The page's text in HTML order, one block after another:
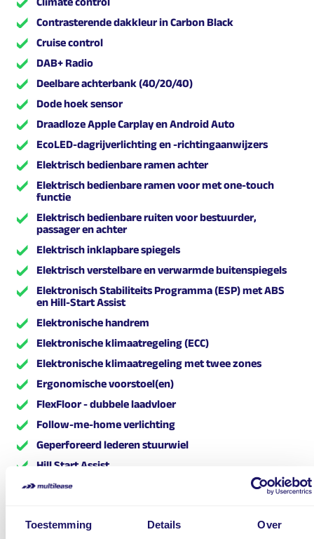
Toestemming Details Over
Contrasterende dakkleur in Carbon Black
Cruise control
DAB+ Radio
Deelbare achterbank (40/20/40)
Dode hoek sensor
Draadloze Apple Carplay en Android Auto
EcoLED-dagrijverlichting en -richtingaanwijzers
Elektrisch bedienbare ramen achter
Elektrisch bedienbare ramen voor met one-touch
functie
Elektrisch bedienbare ruiten voor bestuurder,
passager en achter
Elektrisch inklapbare spiegels
Elektrisch verstelbare en verwarmde buitenspiegels
Elektronisch Stabiliteits Programma (ESP) met ABS
en Hill-Start Assist
Elektronische handrem
Elektronische klimaatregeling (ECC)
Elektronische klimaatregeling met twee zones
Ergonomische voorstoel(en)
FlexFloor - dubbele laadvloer
Follow-me-home verlichting
Geperforeerd lederen stuurwiel
Hill Start Assist
Hoogglans zwarte raamstijlen (B-stijl)
Installatievoorziening kinderzitje 2 buitenste